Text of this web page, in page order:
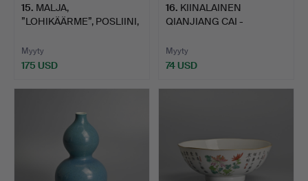
15. MALJA,
”LOHIKÄÄRME”, POSLIINI,
Myyty
175 USD
16. KIINALAINEN
QIANJIANG CAI -
Myyty
74 USD